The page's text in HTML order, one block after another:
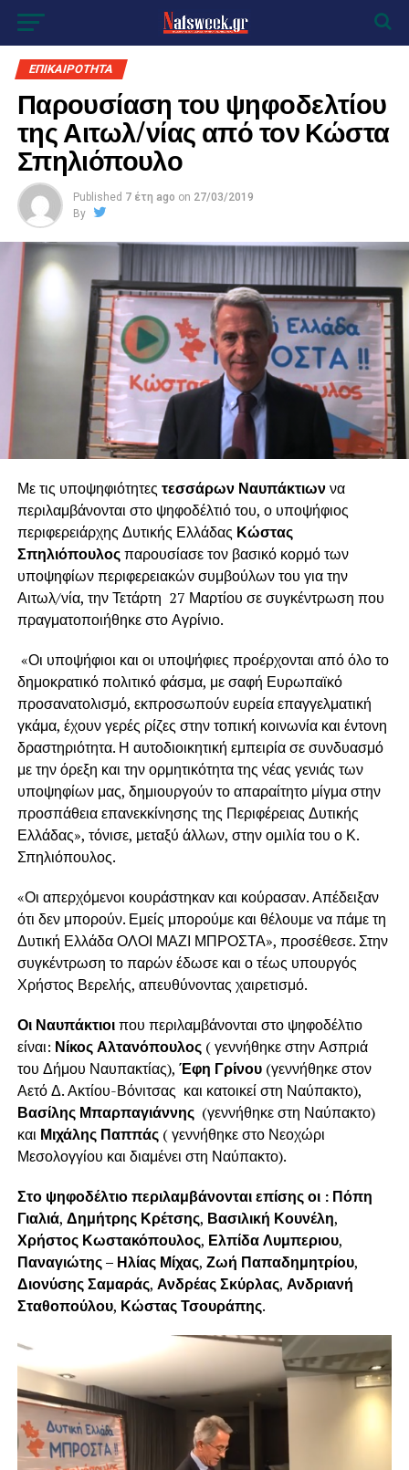
ΕΠΙΚΑΙΡΟΤΗΤΑ
Παρουσίαση του ψηφοδελτίου
της Αιτωλ/νίας από τον Κώστα
Σπηλιόπουλο
Published 7 έτη ago on 27/03/2019
By
Με τις υποψηφιότητες τεσσάρων Ναυπάκτιωννα
περιλαμβάνονται στο ψηφοδέλτιό του, ο υποψήφιος
περιφερειάρχης Δυτικής Ελλάδας Κώστας
Σπηλιόπουλοςπαρουσίασε τον βασικό κορμό των
υποψηφίων περιφερειακών συμβούλων του για την
Αιτωλ/νία, την Τετάρτη 27 Μαρτίου σε συγκέντρωση που
πραγματοποιήθηκε στο Αγρίνιο.
«Οι υποψήφιοι και οι υποψήφιες προέρχονται από όλο το
δημοκρατικό πολιτικό φάσμα, με σαφή Ευρωπαϊκό
προσανατολισμό, εκπροσωπούν ευρεία επαγγελματική
γκάμα, έχουν γερές ρίζες στην τοπική κοινωνία και έντονη
δραστηριότητα. Η αυτοδιοικητική εμπειρία σε συνδυασμό
με την όρεξη και την ορμητικότητα της νέας γενιάς των
υποψηφίων μας, δημιουργούν το απαραίτητο μίγμα στην
προσπάθεια επανεκκίνησης της Περιφέρειας Δυτικής
Ελλάδας», τόνισε, μεταξύ άλλων, στην ομιλία του ο Κ.
Σπηλιόπουλος.
«Οι απερχόμενοι κουράστηκαν και κούρασαν. Απέδειξαν
ότι δεν μπορούν. Εμείς μπορούμε και θέλουμε να πάμε τη
Δυτική Ελλάδα ΟΛΟΙ ΜΑΖΙ ΜΠΡΟΣΤΑ», προσέθεσε. Στην
συγκέντρωση το παρών έδωσε και ο τέως υπουργός
Χρήστος Βερελής, απευθύνοντας χαιρετισμό.
Οι Ναυπάκτιοιπου περιλαμβάνονται στο ψηφοδέλτιο
είναι: Νίκος Αλτανόπουλος( γεννήθηκε στην Ασπριά
του Δήμου Ναυπακτίας), Έφη Γρίνου(γεννήθηκε στον
Αετό Δ. Ακτίου-Βόνιτσας και κατοικεί στη Ναύπακτο),
Βασίλης Μπαρπαγιάννης(γεννήθηκε στη Ναύπακτο)
και Μιχάλης Παππάς( γεννήθηκε στο Νεοχώρι
Μεσολογγίου και διαμένει στη Ναύπακτο).
Στο ψηφοδέλτιο περιλαμβάνονται επίσης οι : Πόπη
Γιαλιά, Δημήτρης Κρέτσης, Βασιλική Κουνέλη,
Χρήστος Κωστακόπουλος, Ελπίδα Λυμπεριου,
Παναγιώτης – Ηλίας Μίχας, Ζωή Παπαδημητρίου,
Διονύσης Σαμαράς, Ανδρέας Σκύρλας, Ανδριανή
Σταθοπούλου, Κώστας Τσουράπης.